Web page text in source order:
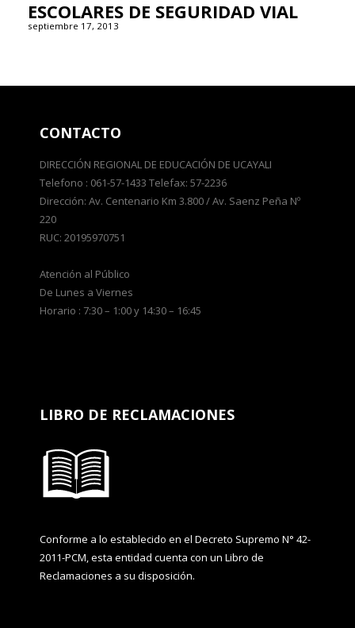
ESCOLARES DE SEGURIDAD VIAL
septiembre 17, 2013
CONTACTO
DIRECCIÓN REGIONAL DE EDUCACIÓN DE UCAYALI
Telefono : 061-57-1433 Telefax: 57-2236
Dirección: Av. Centenario Km 3.800 / Av. Saenz Peña Nº
220
RUC: 20195970751
Atención al Público
De Lunes a Viernes
Horario : 7:30 – 1:00 y 14:30 – 16:45
LIBRO DE RECLAMACIONES
Conforme a lo establecido en el Decreto Supremo N° 42-
2011-PCM, esta entidad cuenta con un Libro de
Reclamaciones a su disposición.